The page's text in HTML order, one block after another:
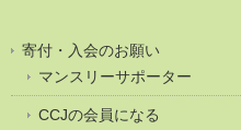
寄付・入会のお願い
マンスリーサポーター
CCJの会員になる